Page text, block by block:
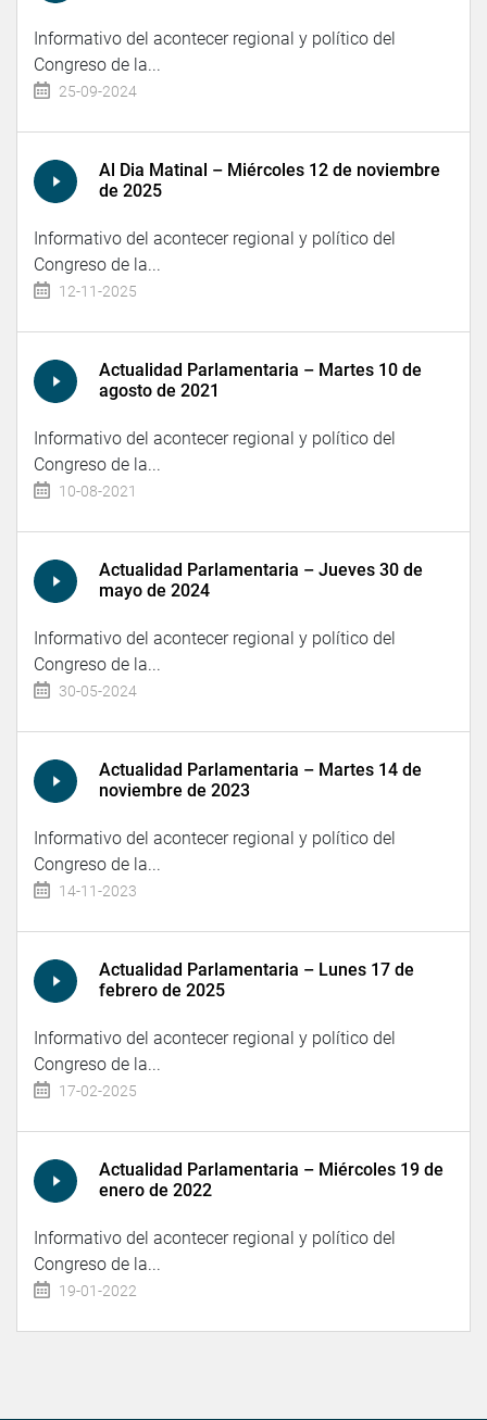
Informativo del acontecer regional y político del
Congreso de la...
25-09-2024
Al Dia Matinal – Miércoles 12 de noviembre
de 2025
Informativo del acontecer regional y político del
Congreso de la...
12-11-2025
Actualidad Parlamentaria – Martes 10 de
agosto de 2021
Informativo del acontecer regional y político del
Congreso de la...
10-08-2021
Actualidad Parlamentaria – Jueves 30 de
mayo de 2024
Informativo del acontecer regional y político del
Congreso de la...
30-05-2024
Actualidad Parlamentaria – Martes 14 de
noviembre de 2023
Informativo del acontecer regional y político del
Congreso de la...
14-11-2023
Actualidad Parlamentaria – Lunes 17 de
febrero de 2025
Informativo del acontecer regional y político del
Congreso de la...
17-02-2025
Actualidad Parlamentaria – Miércoles 19 de
enero de 2022
Informativo del acontecer regional y político del
Congreso de la...
19-01-2022